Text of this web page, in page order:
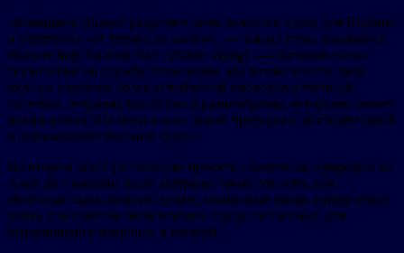
«Компания Huawei разделяет цели Зеленого пакта для Европы
и стратегии «от фермы до вилки», — заявил глава компании
Huawei Italy Уилсон Ван (Wilson Wang). —Поставив наши
технологии на службу этим целям, мы хотим внести свой
вклад в создание более устойчивой продовольственной
системы, сохраняя богатство и разнообразие, которыми может
похвастаться Италия в плане дикой природы и местообитаний
в сельскохозяйственной среде».
На втором этапе реализации проекта «Защитник природы» от
Альп до Сицилии были выбраны такие объекты, как
яблочные сады, виноградники, оливковые рощи, цитрусовые
рощи, пшеничные поля и земли, предназначенные для
выращивания зерновых и овощей.